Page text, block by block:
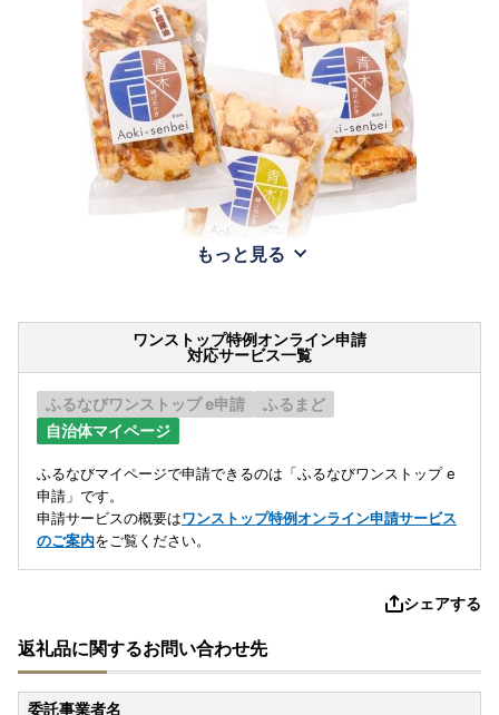
もっと見る
ワンストップ特例オンライン申請
対応サービス一覧
ふるなびワンストップ e申請
ふるまど
自治体マイページ
ふるなびマイページで申請できるのは「ふるなびワンストップ e
申請」です。
申請サービスの概要はワンストップ特例オンライン申請サービス
のご案内をご覧ください。
シェアする
返礼品に関するお問い合わせ先
委託事業者名